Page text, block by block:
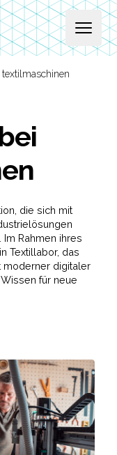
Open
textilmaschinen
die sich mit
Rahmen ihres
Textillabor, das
moderner digitaler
für neue